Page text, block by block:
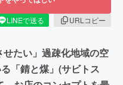
LINEで送る
URLコピー
せたい」過疎化地域の空
「錆と煤」(サビトス